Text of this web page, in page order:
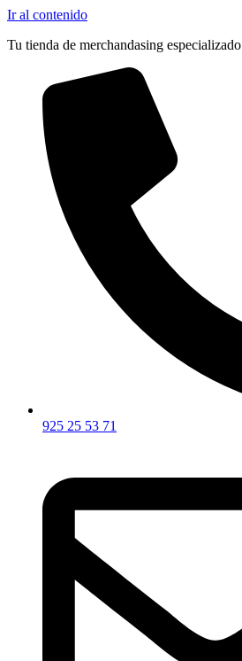
Ir al contenido
Tu tienda de merchandasing especializado
925 25 53 71